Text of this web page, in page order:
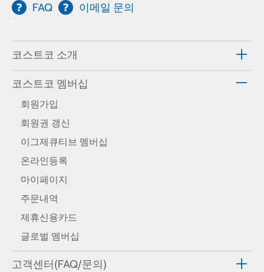
FAQ 이메일 문의
코스트코 소개
코스트코 멤버십
회원가입
회원권 갱신
이그제큐티브 멤버십
온라인등록
마이페이지
주문내역
제휴신용카드
글로벌 멤버십
고객센터(FAQ/문의)